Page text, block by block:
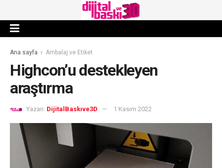
Ana sayfa Ambalaj ve Etiket
Highcon’u destekleyen
araştırma
Yazan: DijitalBaskıve3D 1 Kasım 2022